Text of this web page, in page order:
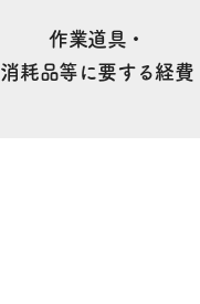
作業道具・
消耗品等に要する経費